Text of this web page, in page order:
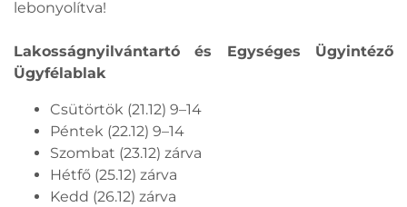
lebonyolítva!
Lakosságnyilvántartó és Egységes Ügyintéző
Ügyfélablak
Csütörtök (21.12) 9–14
Péntek (22.12) 9–14
Szombat (23.12) zárva
Hétfő (25.12) zárva
Kedd (26.12) zárva